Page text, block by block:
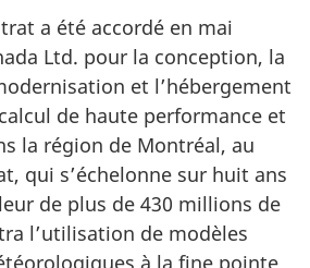
a été accordé en mai
Ltd. pour la conception, la
et l’hébergement
de haute performance et
la région de Montréal, au
qui s’échelonne sur huit ans
de plus de 430 millions de
l’utilisation de modèles